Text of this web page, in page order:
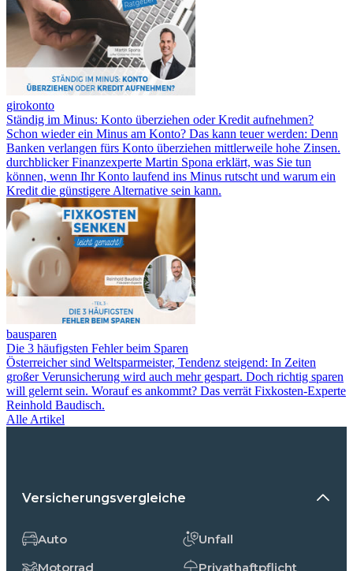
girokonto
Ständig im Minus: Konto überziehen oder Kredit aufnehmen?
Schon wieder ein Minus am Konto? Das kann teuer werden: Denn
Banken verlangen fürs Konto überziehen mittlerweile hohe Zinsen.
durchblicker Finanzexperte Martin Spona erklärt, was Sie tun
können, wenn Ihr Konto laufend ins Minus rutscht und warum ein
Kredit die günstigere Alternative sein kann.
bausparen
Die 3 häufigsten Fehler beim Sparen
Österreicher sind Weltsparmeister, Tendenz steigend: In Zeiten
großer Verunsicherung wird auch mehr gespart. Doch richtig sparen
will gelernt sein. Worauf es ankommt? Das verrät Fixkosten-Experte
Reinhold Baudisch.
Alle Artikel
Versicherungsvergleiche
Auto
Motorrad
Unfall
Privathaftpflicht